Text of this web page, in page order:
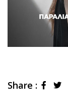
Share :